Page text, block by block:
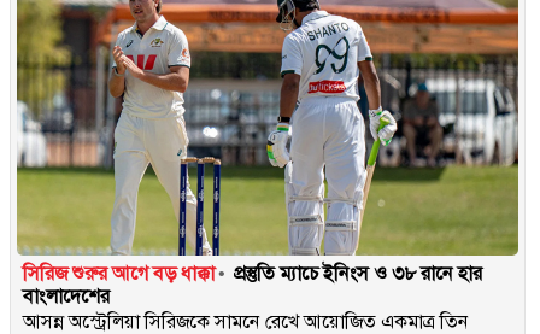
সিরিজ শুরুর আগে বড় ধাক্কা
প্রস্তুতি ম্যাচে ইনিংস ও ৩৮ রানে হার
বাংলাদেশের
আসন্ন অস্ট্রেলিয়া সিরিজকে সামনে রেখে আয়োজিত একমাত্র তিন